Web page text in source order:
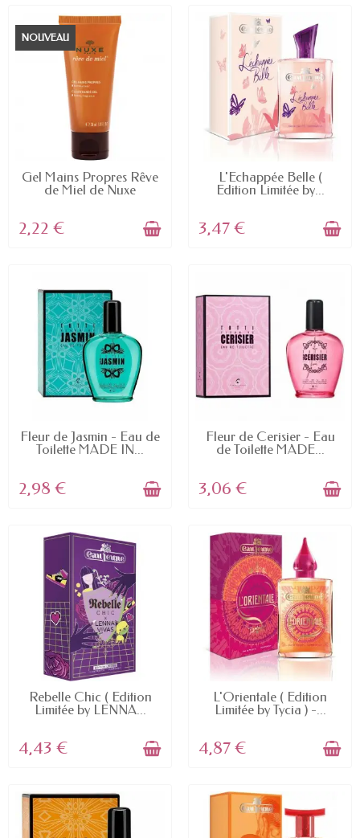
NOUVEAU
EN STOCK
Gel Mains Propres Rêve
de Miel de Nuxe
2,22 €
EN STOCK
L'Echappée Belle (
Edition Limitée by...
3,47 €
EN STOCK
Fleur de Jasmin - Eau de
Toilette MADE IN...
2,98 €
EN STOCK
Fleur de Cerisier - Eau
de Toilette MADE...
3,06 €
EN STOCK
Rebelle Chic ( Edition
Limitée by LENNA...
4,43 €
EN STOCK
L'Orientale ( Edition
Limitée by Tycia ) -...
4,87 €